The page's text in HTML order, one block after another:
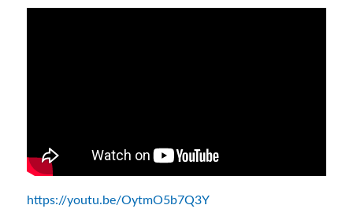
https://youtu.be/OytmO5b7Q3Y